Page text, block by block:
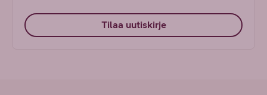
Tilaa uutiskirje